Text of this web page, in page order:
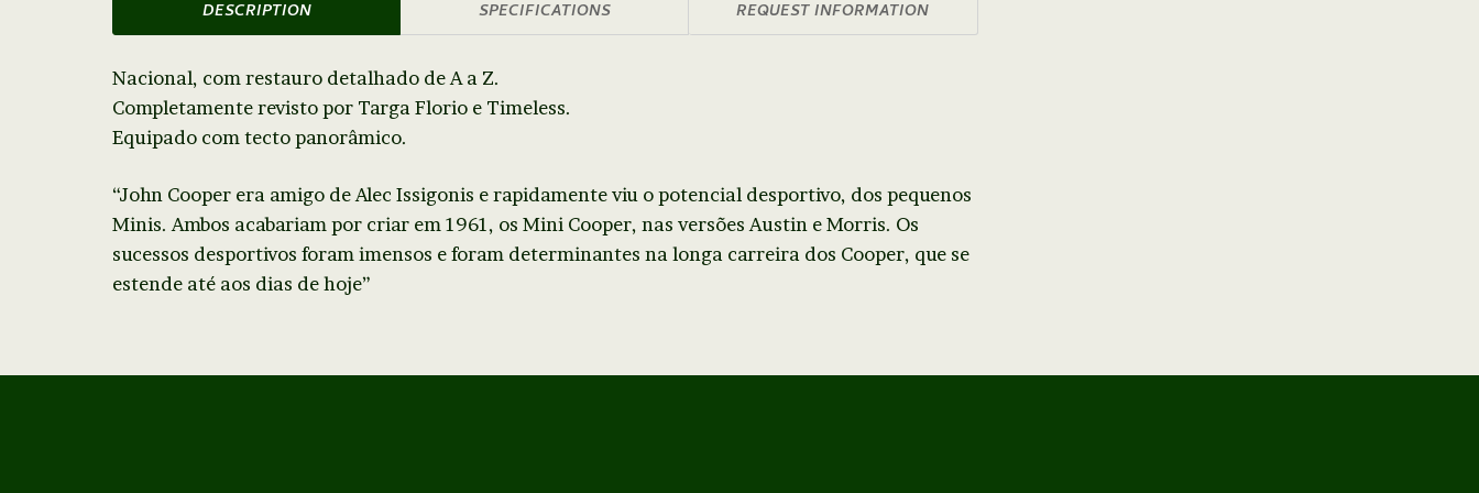
DESCRIPTION SPECIFICATIONS REQUEST INFORMATION
Nacional, com restauro detalhado de A a Z.
Completamente revisto por Targa Florio e Timeless.
Equipado com tecto panorâmico.
“John Cooper era amigo de Alec Issigonis e rapidamente viu o potencial desportivo, dos pequenos
Minis. Ambos acabariam por criar em 1961, os Mini Cooper, nas versões Austin e Morris. Os
sucessos desportivos foram imensos e foram determinantes na longa carreira dos Cooper, que se
estende até aos dias de hoje”